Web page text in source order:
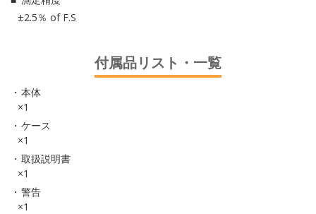
±2.5％ of F.S
付属品リスト・一覧
本体
×1
ケース
×1
取扱説明書
×1
警告
×1